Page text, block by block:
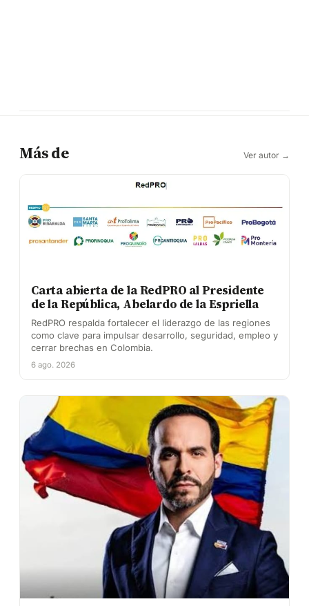
Más de Ver autor →
Carta abierta de la RedPRO al Presidente
de la República, Abelardo de la Espriella
RedPRO respalda fortalecer el liderazgo de las regiones
como clave para impulsar desarrollo, seguridad, empleo y
cerrar brechas en Colombia.
6 ago. 2026